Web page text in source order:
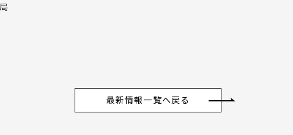
最新情報一覧へ戻る